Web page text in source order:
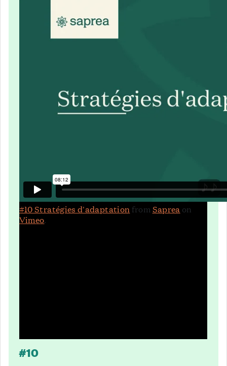
#10 Stratégies d'adaptation fromSaprea on
Vimeo.
#10